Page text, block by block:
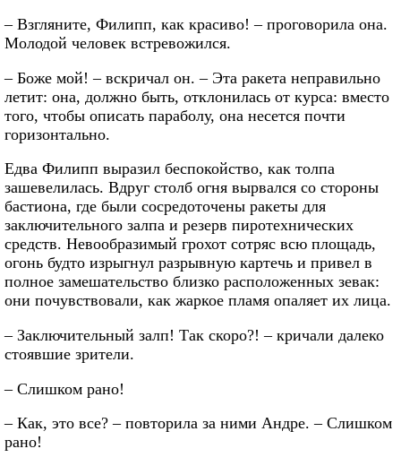
– Взгляните, Филипп, как красиво! – проговорила она.
Молодой человек встревожился.
– Боже мой! – вскричал он. – Эта ракета неправильно
летит: она, должно быть, отклонилась от курса: вместо
того, чтобы описать параболу, она несется почти
горизонтально.
Едва Филипп выразил беспокойство, как толпа
зашевелилась. Вдруг столб огня вырвался со стороны
бастиона, где были сосредоточены ракеты для
заключительного залпа и резерв пиротехнических
средств. Невообразимый грохот сотряс всю площадь,
огонь будто изрыгнул разрывную картечь и привел в
полное замешательство близко расположенных зевак:
они почувствовали, как жаркое пламя опаляет их лица.
– Заключительный залп! Так скоро?! – кричали далеко
стоявшие зрители.
– Слишком рано!
– Как, это все? – повторила за ними Андре. – Слишком
рано!